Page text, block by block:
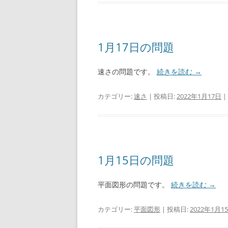
1月17日の問題
速さの問題です。 続きを読む →
カテゴリー:速さ | 投稿日:2022年1月17日 |
1月15日の問題
平面図形の問題です。 続きを読む →
カテゴリー:平面図形 | 投稿日:2022年1月